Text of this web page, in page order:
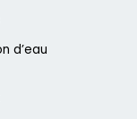
d’eau